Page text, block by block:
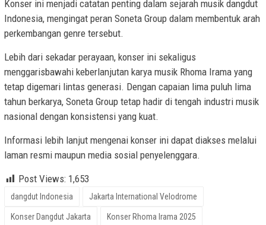
Konser ini menjadi catatan penting dalam sejarah musik dangdut
Indonesia, mengingat peran Soneta Group dalam membentuk arah
perkembangan genre tersebut.
Lebih dari sekadar perayaan, konser ini sekaligus
menggarisbawahi keberlanjutan karya musik Rhoma Irama yang
tetap digemari lintas generasi. Dengan capaian lima puluh lima
tahun berkarya, Soneta Group tetap hadir di tengah industri musik
nasional dengan konsistensi yang kuat.
Informasi lebih lanjut mengenai konser ini dapat diakses melalui
laman resmi maupun media sosial penyelenggara.
Post Views: 1,653
dangdut Indonesia Jakarta International Velodrome
Konser Dangdut Jakarta Konser Rhoma Irama 2025